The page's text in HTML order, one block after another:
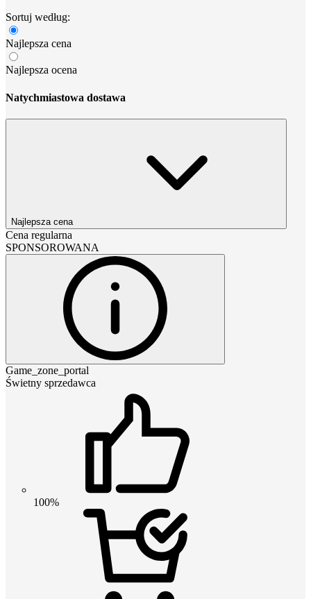
Sortuj według:
Najlepsza cena
Najlepsza ocena
Natychmiastowa dostawa
Najlepsza cena
Cena regularna
SPONSOROWANA
Game_zone_portal
Świetny sprzedawca
100%